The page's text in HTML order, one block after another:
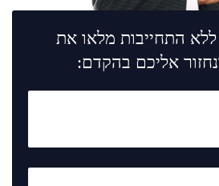
ללא התחייבות מלאו את
אליכם בהקדם: